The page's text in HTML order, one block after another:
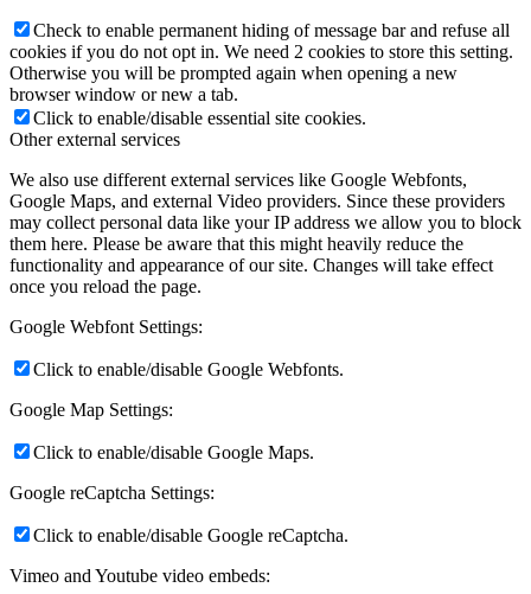
Check to enable permanent hiding of message bar and refuse all
cookies if you do not opt in. We need 2 cookies to store this setting.
Otherwise you will be prompted again when opening a new
browser window or new a tab.
Click to enable/disable essential site cookies.
Other external services
We also use different external services like Google Webfonts,
Google Maps, and external Video providers. Since these providers
may collect personal data like your IP address we allow you to block
them here. Please be aware that this might heavily reduce the
functionality and appearance of our site. Changes will take effect
once you reload the page.
Google Webfont Settings:
Click to enable/disable Google Webfonts.
Google Map Settings:
Click to enable/disable Google Maps.
Google reCaptcha Settings:
Click to enable/disable Google reCaptcha.
Vimeo and Youtube video embeds: